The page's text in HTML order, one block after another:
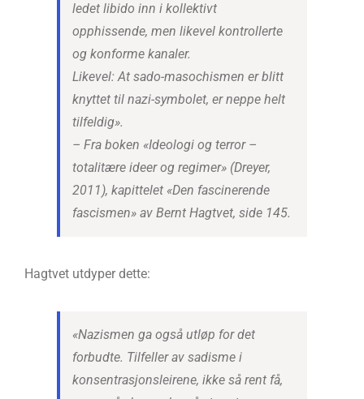
ledet libido inn i kollektivt
opphissende, men likevel kontrollerte
og konforme kanaler.
Likevel: At sado-masochismen er blitt
knyttet til nazi-symbolet, er neppe helt
tilfeldig».
– Fra boken «Ideologi og terror –
totalitære ideer og regimer» (Dreyer,
2011), kapittelet «Den fascinerende
fascismen» av Bernt Hagtvet, side 145.
Hagtvet utdyper dette:
«Nazismen ga også utløp for det
forbudte. Tilfeller av sadisme i
konsentrasjonsleirene, ikke så rent få,